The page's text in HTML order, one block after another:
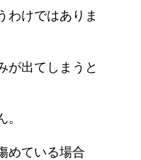
わけではありま
が出てしまうと
めている場合